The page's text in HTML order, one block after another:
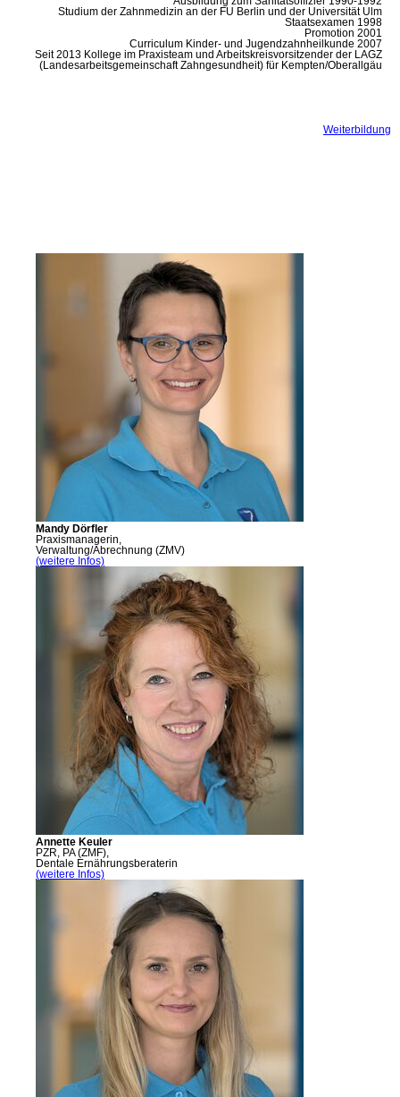
Studium der Zahnmedizin an der FU Berlin und der Universität Ulm
Staatsexamen 1998
Promotion 2001
Curriculum Kinder- und Jugendzahnheilkunde 2007
Seit 2013 Kollege im Praxisteam und Arbeitskreisvorsitzender der LAGZ
(Landesarbeitsgemeinschaft Zahngesundheit) für Kempten/Oberallgäu
Weiterbildung
Mandy Dörfler
Praxismanagerin,
Verwaltung/Abrechnung (ZMV)
(weitere Infos)
Annette Keuler
PZR, PA (ZMF),
Dentale Ernährungsberaterin
(weitere Infos)